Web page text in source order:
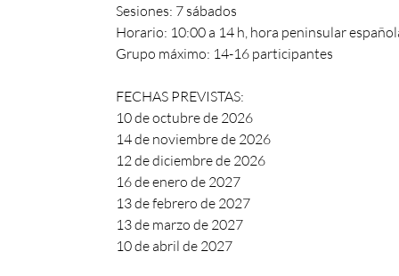
Sesiones: 7 sábados
Horario: 10:00 a 14 h, hora peninsular
Grupo máximo: 14-16 participantes
FECHAS PREVISTAS:
10 de octubre de 2026
14 de noviembre de 2026
12 de diciembre de 2026
16 de enero de 2027
13 de febrero de 2027
13 de marzo de 2027
10 de abril de 2027